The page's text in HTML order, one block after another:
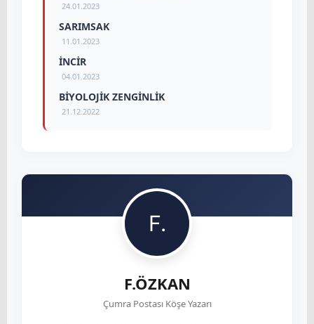
24.01.2023
SARIMSAK
11.01.2023
İNCİR
04.01.2023
BİYOLOJİK ZENGİNLİK
21.12.2022
F.ÖZKAN
Çumra Postası Köşe Yazarı